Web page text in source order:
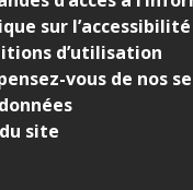
sur l’accessibilité
d’utilisation
vous de nos
site